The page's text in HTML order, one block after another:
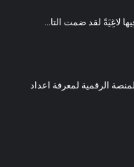
الرقمية لمعرفة اعداد